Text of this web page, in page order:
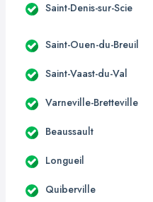
Saint-Denis-sur-Scie
Saint-Ouen-du-Breuil
Saint-Vaast-du-Val
Varneville-Bretteville
Beaussault
Longueil
Quiberville